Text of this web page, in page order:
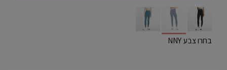
selected בחרו צבע NNY